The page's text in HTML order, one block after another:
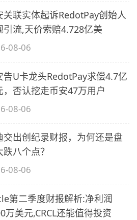
关联实体起诉RedotPay创始人
引流,天价索赔4.728亿美
08-06
告U卡龙头RedotPay求偿4.7亿
，否认挖走币安47万用户
08-06
交出创纪录财报，为何还是盘
跌八个点？
08-06
第二季度财报解析:净利润
万美元,CRCL还能值得投资